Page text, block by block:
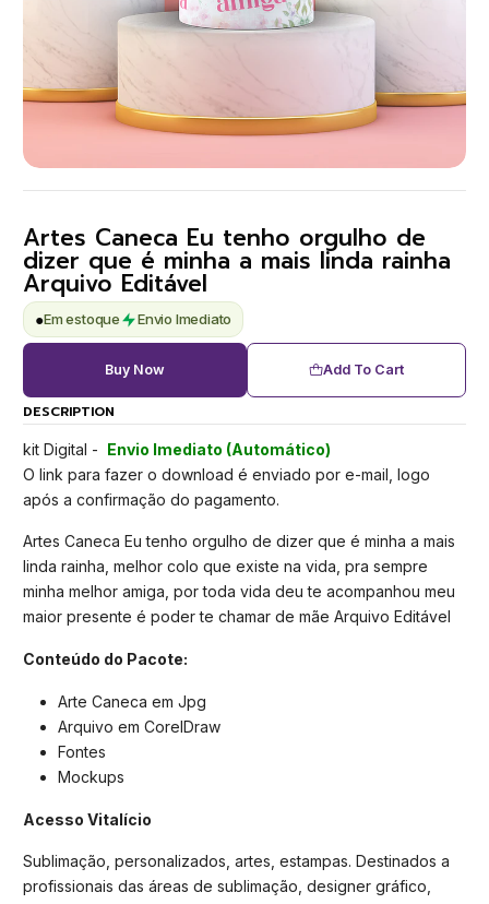
Artes Caneca Eu tenho orgulho de
dizer que é minha a mais linda rainha
Arquivo Editável
●Em estoque Envio Imediato
Add To Cart
Buy Now
DESCRIPTION
kit Digital - Envio Imediato (Automático)
O link para fazer o download é enviado por e-mail, logo
após a confirmação do pagamento.
Artes Caneca Eu tenho orgulho de dizer que é minha a mais
linda rainha, melhor colo que existe na vida, pra sempre
minha melhor amiga, por toda vida deu te acompanhou meu
maior presente é poder te chamar de mãe Arquivo Editável
Conteúdo do Pacote:
Arte Caneca em Jpg
Arquivo em CorelDraw
Fontes
Mockups
Acesso Vitalício
Sublimação, personalizados, artes, estampas. Destinados a
profissionais das áreas de sublimação, designer gráfico,